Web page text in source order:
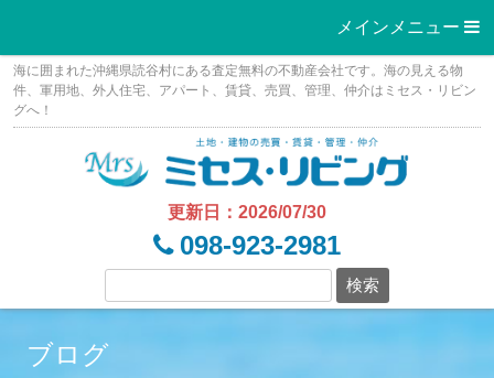
メインメニュー 
Skip
content
海に囲まれた沖縄県読谷村にある査定無料の不動産会社です。海の見える物
件、軍用地、外人住宅、アパート、賃貸、売買、管理、仲介はミセス・リビン
グへ！
更新日：2026/07/30
098-923-2981
ブログ